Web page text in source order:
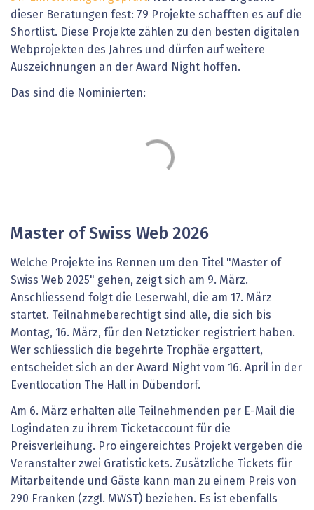
dieser Beratungen fest: 79 Projekte schafften es auf die
Shortlist. Diese Projekte zählen zu den besten digitalen
Webprojekten des Jahres und dürfen auf weitere
Auszeichnungen an der Award Night hoffen.
Das sind die Nominierten:
Master of Swiss Web 2026
Welche Projekte ins Rennen um den Titel "Master of
Swiss Web 2025" gehen, zeigt sich am 9. März.
Anschliessend folgt die Leserwahl, die am 17. März
startet. Teilnahmeberechtigt sind alle, die sich bis
Montag, 16. März, für den Netzticker registriert haben.
Wer schliesslich die begehrte Trophäe ergattert,
entscheidet sich an der Award Night vom 16. April in der
Eventlocation The Hall in Dübendorf.
Am 6. März erhalten alle Teilnehmenden per E-Mail die
Logindaten zu ihrem Ticketaccount für die
Preisverleihung. Pro eingereichtes Projekt vergeben die
Veranstalter zwei Gratistickets. Zusätzliche Tickets für
Mitarbeitende und Gäste kann man zu einem Preis von
290 Franken (zzgl. MWST) beziehen. Es ist ebenfalls